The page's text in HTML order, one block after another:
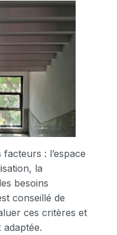
: l’espace
la
besoins
conseillé de
ces critères et